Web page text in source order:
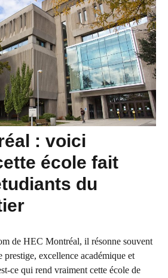
: voici
école fait
du
de HEC Montréal, il résonne souvent
prestige, excellence académique et
ce qui rend vraiment cette école de